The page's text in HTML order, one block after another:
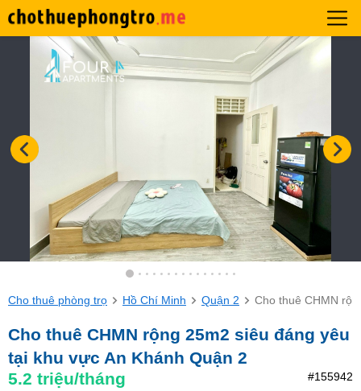
Cho thuê phòng trọ Hồ Chí Minh Quận 2 Cho thuê CHMN
Cho thuê CHMN rộng 25m2 siêu đáng yêu
tại khu vực An Khánh Quận 2
5.2 triệu/tháng #155942